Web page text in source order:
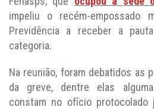
impeliu o recém-empossado
Previdência a receber a
categoria.
Na reunião, foram debatidos as
da greve, dentre elas
constam no ofício